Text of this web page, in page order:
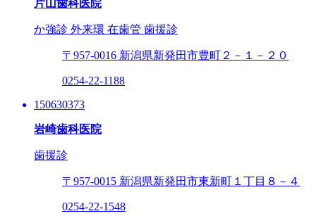
片山歯科医院
か強診 外来環 在歯管 歯援診
〒957-0016 新潟県新発田市豊町２－１－２０
0254-22-1188
150630373
岩崎歯科医院
歯援診
〒957-0015 新潟県新発田市東新町１丁目８－４
0254-22-1548